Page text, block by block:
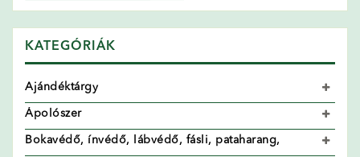
KATEGÓRIÁK
Ajándéktárgy
Ápolószer
Bokavédő, ínvédő, lábvédő, fásli, pataharang,